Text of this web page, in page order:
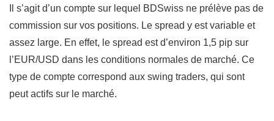
Il s’agit d’un compte sur lequel BDSwiss ne prélève pas de
commission sur vos positions. Le spread y est variable et
assez large. En effet, le spread est d’environ 1,5 pip sur
l’EUR/USD dans les conditions normales de marché. Ce
type de compte correspond aux swing traders, qui sont
peut actifs sur le marché.